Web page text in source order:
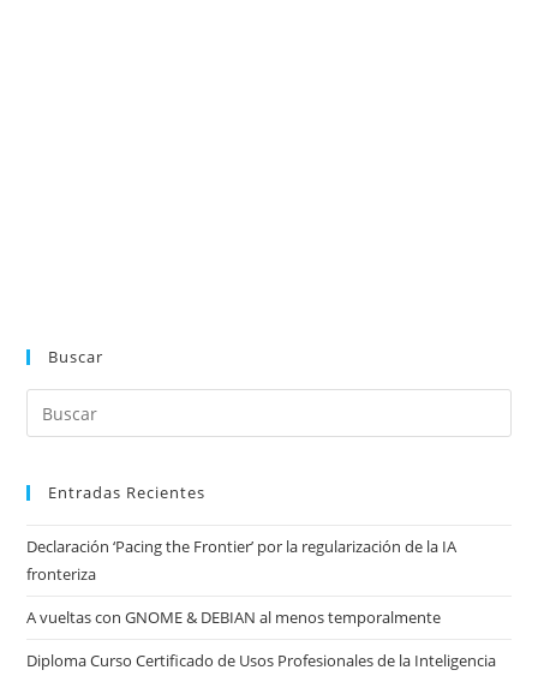
Buscar
Entradas Recientes
Declaración ‘Pacing the Frontier’ por la regularización de la IA
fronteriza
A vueltas con GNOME & DEBIAN al menos temporalmente
Diploma Curso Certificado de Usos Profesionales de la Inteligencia